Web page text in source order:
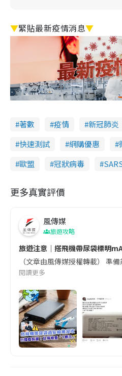
▼緊貼最新疫情消息▼
著數 疫情 新冠肺炎
快速測試
網購優惠
歐盟
冠狀病毒
更多真實評價
風傳媒
旅遊攻略
旅遊注意｜搭飛機帶尿袋標明
（文章由風傳媒授權轉載）
閱讀更多